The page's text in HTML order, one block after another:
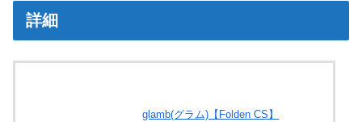
詳細
glamb(グラム)【Folden CS】